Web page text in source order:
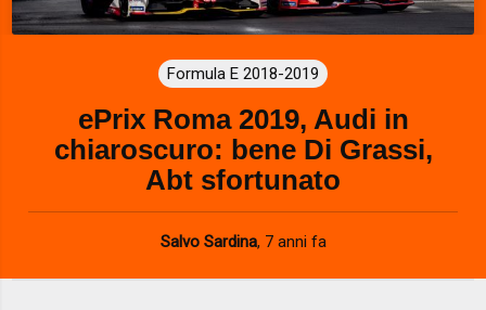
Formula E 2018-2019
ePrix Roma 2019, Audi in
chiaroscuro: bene Di Grassi,
Abt sfortunato
Salvo Sardina, 7 anni fa